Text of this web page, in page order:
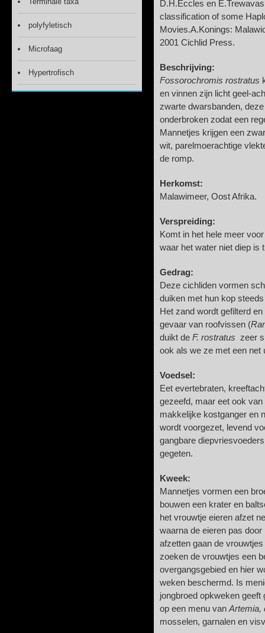
D.H.Eccles en
classification of some
Movies.A.Konings:
2001 Cichlid Press.
Beschrijving:
Fossorochromis rostratus
en vinnen zijn licht geel-
zwarte dwarsbanden,
onderbroken zodat een
Mannetjes krijgen een
wit, parelmoerachtige
de romp.
Herkomst:
Malawimeer, Oost Afrika.
Verspreiding:
Komt in het hele meer
waar het water niet diep is
Gedrag:
Deze cichliden vormen
duiken met hun kop
Het zand wordt gefilterd
gevaar van roofvissen (
duikt de F. rostratus
zeer
ook als we ze met een net
Voedsel:
Eet evertebraten,
gezeefd, maar eet ook
makkelijke kostganger en
wordt voorgezet, levend
gangbare
gegeten.
Kweek:
Mannetjes vormen een
bouwen een krater en
het vrouwtje eieren afzet
waarna de eieren pas
afzetten gaan de
zoeken de vrouwtjes een
overgangsgebied en hier
weken beschermd. Is
jongbroed opkweken geeft
op een menu van Artemia,
mosselen, garnalen en
polyfyletisch
Microfaag
Hypertrofisch